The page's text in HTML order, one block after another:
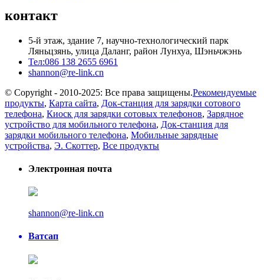
контакт
5-й этаж, здание 7, научно-технологический парк
Ляньцзянь, улица Даланг, район Лунхуа, Шэньчжэнь
Тел:086 138 2655 6961
shannon@re-link.cn
© Copyright - 2010-2025: Все права защищены.Рекомендуемые
продукты, Карта сайта, Док-станция для зарядки сотового
телефона, Киоск для зарядки сотовых телефонов, Зарядное
устройство для мобильного телефона, Док-станция для
зарядки мобильного телефона, Мобильные зарядные
устройства, Э. Скоттер, Все продукты
Электронная почта
shannon@re-link.cn
Ватсап